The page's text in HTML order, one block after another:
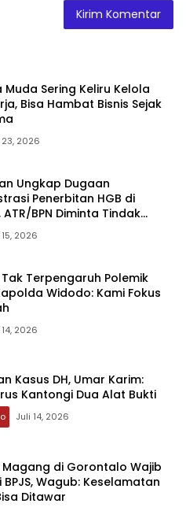
Muda Sering Keliru Kelola
Bisa Hambat Bisnis Sejak
2026
Ungkap Dugaan
Penerbitan HGB di
BPN Diminta Tindak
2026
Terpengaruh Polemik
Widodo: Kami Fokus
2026
Kasus DH, Umar Karim:
Kantongi Dua Alat Bukti
Juli 14, 2026
Magang di Gorontalo Wajib
Wagub: Keselamatan
Ditawar